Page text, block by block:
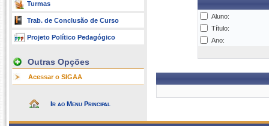
Turmas
Trab. de Conclusão de Curso
Projeto Político Pedagógico
Outras Opções
Acessar o SIGAA
Ir ao Menu Principal
Aluno:
Título:
Ano: